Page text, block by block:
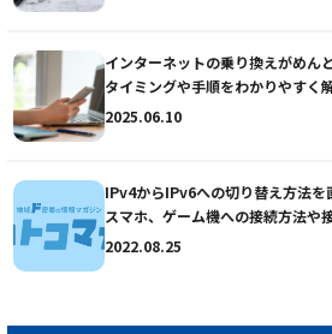
インターネットの乗り換えがめん
タイミングや手順をわかりやすく
2025.06.10
IPv4からIPv6への切り替え方法を
スマホ、ゲーム機への接続方法や
2022.08.25